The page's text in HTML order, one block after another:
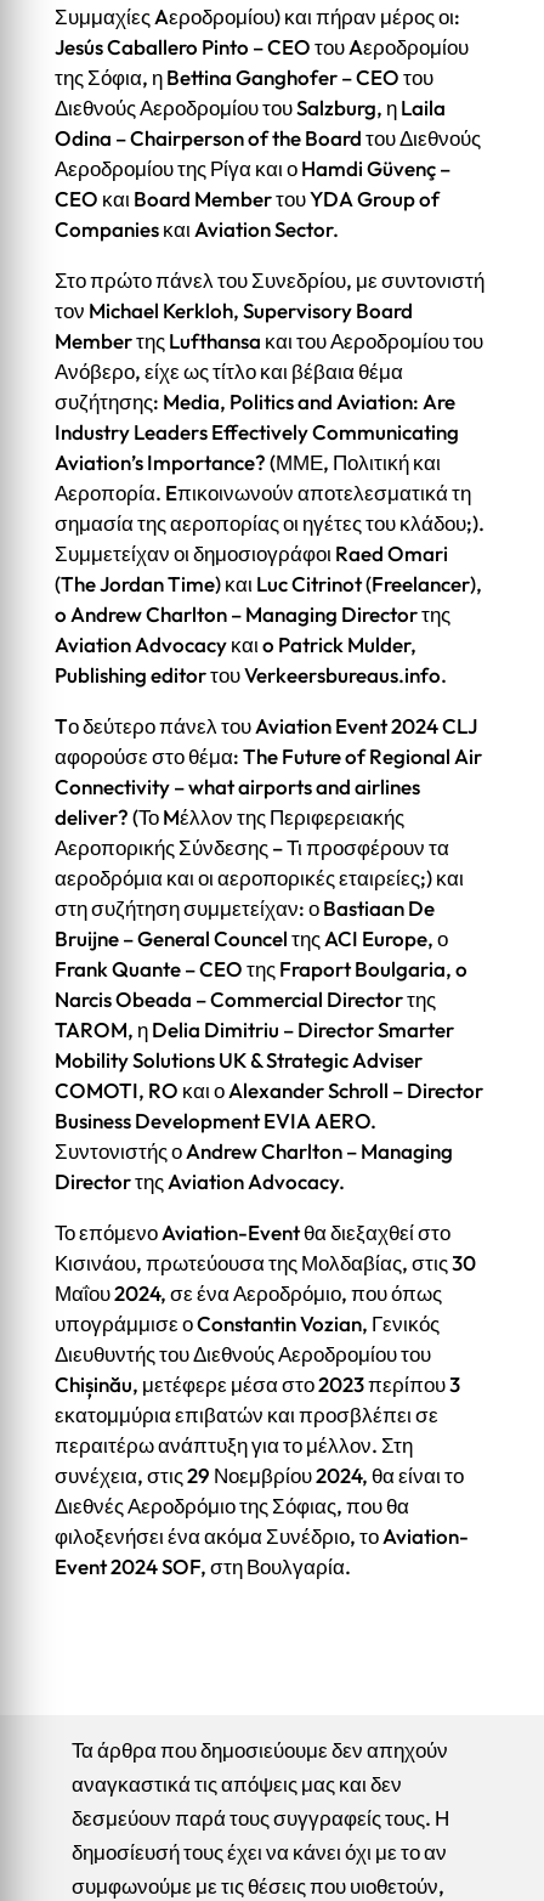
Συμμαχίες Aεροδρομίου) και πήραν μέρος οι:
Jesús Caballero Pinto – CEO του Aεροδρομίου
της Σόφια, η Bettina Ganghofer – CEO του
Διεθνούς Αεροδρομίου του Salzburg, η Laila
Odina – Chairperson of the Board του Διεθνούς
Αεροδρομίου της Ρίγα και ο Hamdi Güvenç –
CEO και Board Member του YDA Group of
Companies και Aviation Sector.
Στο πρώτο πάνελ του Συνεδρίου, με συντονιστή
τον Michael Kerkloh, Supervisory Board
Member της Lufthansa και του Αεροδρομίου του
Ανόβερο, είχε ως τίτλο και βέβαια θέμα
συζήτησης: Media, Politics and Aviation: Are
Industry Leaders Effectively Communicating
Aviation’s Importance? (ΜΜΕ, Πολιτική και
Αεροπορία. Eπικοινωνούν αποτελεσματικά τη
σημασία της αεροπορίας οι ηγέτες του κλάδου;).
Συμμετείχαν οι δημοσιογράφοι Raed Omari
(The Jordan Time) και Luc Citrinot (Freelancer),
o Andrew Charlton – Managing Director της
Aviation Advocacy και o Patrick Mulder,
Publishing editor του Verkeersbureaus.info.
Tο δεύτερο πάνελ του Aviation Event 2024 CLJ
αφορούσε στο θέμα: The Future of Regional Air
Connectivity – what airports and airlines
deliver? (Το Mέλλον της Περιφερειακής
Αεροπορικής Σύνδεσης – Τι προσφέρουν τα
αεροδρόμια και οι αεροπορικές εταιρείες;) και
στη συζήτηση συμμετείχαν: ο Bastiaan De
Bruijne – General Councel της ACI Europe, ο
Frank Quante – CEO της Fraport Boulgaria, o
Narcis Obeada – Commercial Director της
TAROM, η Delia Dimitriu – Director Smarter
Mobility Solutions UK & Strategic Adviser
COMOTI, RO και ο Alexander Schroll – Director
Business Development EVIA AERO.
Συντονιστής ο Andrew Charlton – Managing
Director της Aviation Advocacy.
Το επόμενο Aviation-Event θα διεξαχθεί στο
Κισινάου, πρωτεύουσα της Μολδαβίας, στις 30
Μαΐου 2024, σε ένα Αεροδρόμιο, που όπως
υπογράμμισε ο Constantin Vozian, Γενικός
Διευθυντής του Διεθνούς Αεροδρομίου του
Chișinău, μετέφερε μέσα στο 2023 περίπου 3
εκατομμύρια επιβατών και προσβλέπει σε
περαιτέρω ανάπτυξη για το μέλλον. Στη
συνέχεια, στις 29 Νοεμβρίου 2024, θα είναι το
Διεθνές Αεροδρόμιο της Σόφιας, που θα
φιλοξενήσει ένα ακόμα Συνέδριο, το Aviation-
Event 2024 SOF, στη Βουλγαρία.
Τα άρθρα που δημοσιεύουμε δεν απηχούν
αναγκαστικά τις απόψεις μας και δεν
δεσμεύουν παρά τους συγγραφείς τους. Η
δημοσίευσή τους έχει να κάνει όχι με το αν
συμφωνούμε με τις θέσεις που υιοθετούν,